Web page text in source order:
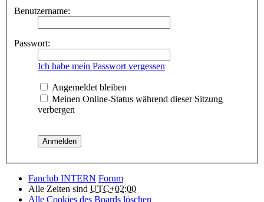
Benutzername:
Passwort:
Ich habe mein Passwort vergessen
Angemeldet bleiben
Meinen Online-Status während dieser Sitzung
verbergen
Fanclub INTERN Forum
Alle Zeiten sind UTC+02:00
Alle Cookies des Boards löschen